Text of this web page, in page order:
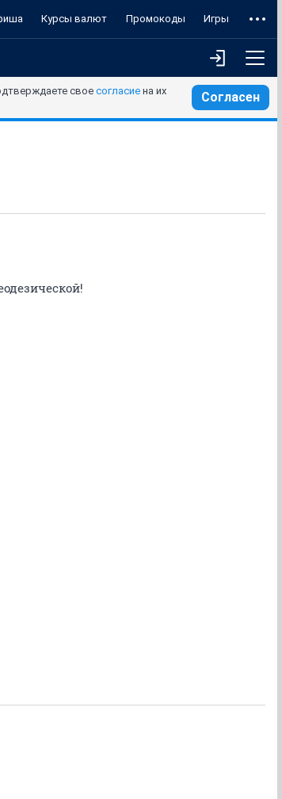
Курсы валют Промокоды Игры
свое согласие на их
Согласен